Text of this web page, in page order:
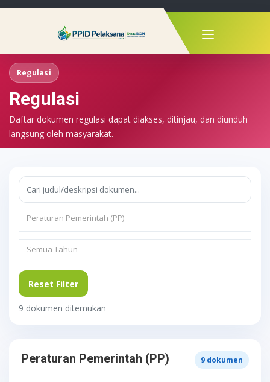
Regulasi
Regulasi
Daftar dokumen regulasi dapat diakses, ditinjau, dan diunduh
langsung oleh masyarakat.
Peraturan Pemerintah (PP)
Semua Tahun
Reset Filter
9 dokumen ditemukan
Peraturan Pemerintah (PP) 9 dokumen